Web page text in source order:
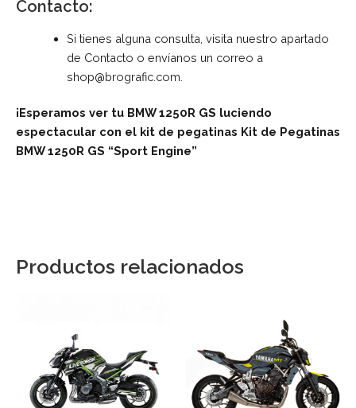
Contacto:
Si tienes alguna consulta, visita nuestro apartado
de Contacto o envíanos un correo a
shop@brografic.com
¡Esperamos ver tu BMW 1250R GS luciendo
espectacular con el kit de pegatinas Kit de Pegatinas
BMW 1250R GS “Sport Engine”
Productos relacionados